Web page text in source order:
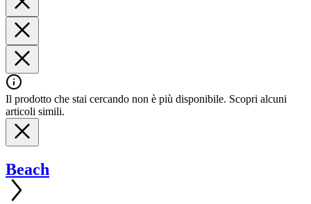
Il prodotto che stai cercando non è più disponibile. Scopri alcuni
articoli simili.
Beach